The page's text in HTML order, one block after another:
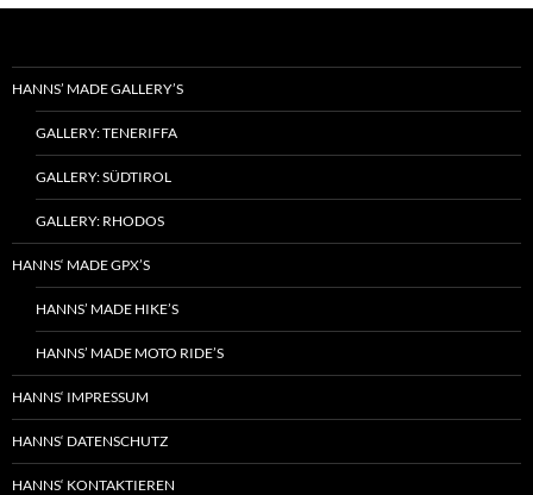
HANNS’ MADE GALLERY’S
GALLERY: TENERIFFA
GALLERY: SÜDTIROL
GALLERY: RHODOS
HANNS‘ MADE GPX’S
HANNS’ MADE HIKE’S
HANNS’ MADE MOTO RIDE’S
HANNS‘ IMPRESSUM
HANNS‘ DATENSCHUTZ
HANNS‘ KONTAKTIEREN